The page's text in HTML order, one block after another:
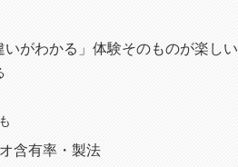
がわかる」体験そのものが楽しい
含有率・製法